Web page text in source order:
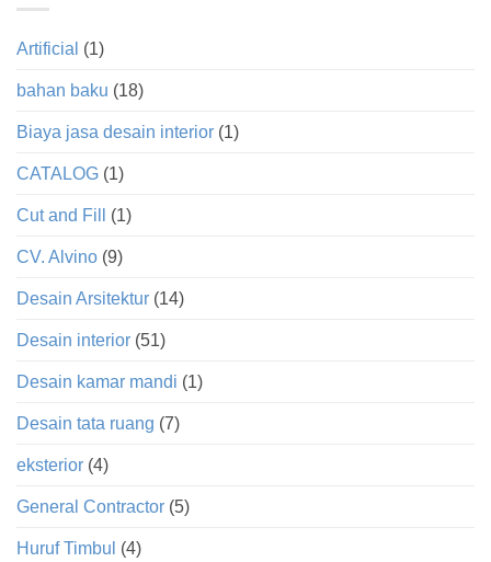
Artificial (1)
bahan baku (18)
Biaya jasa desain interior (1)
CATALOG (1)
Cut and Fill (1)
CV. Alvino (9)
Desain Arsitektur (14)
Desain interior (51)
Desain kamar mandi (1)
Desain tata ruang (7)
eksterior (4)
General Contractor (5)
Huruf Timbul (4)